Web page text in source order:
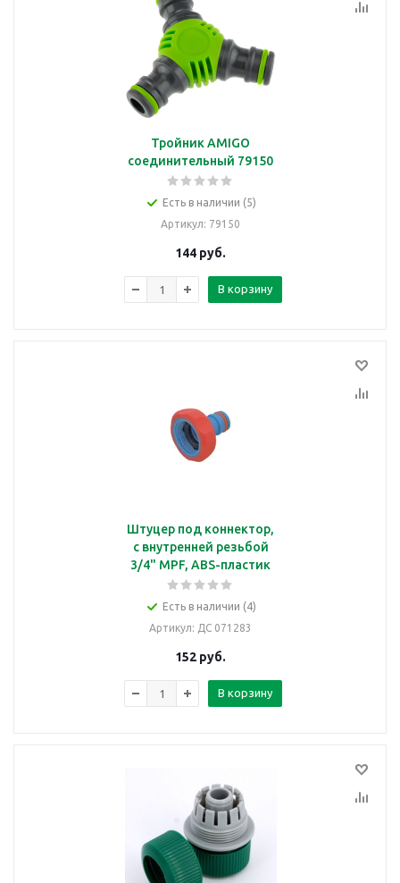
Тройник AMIGO
соединительный 79150
Есть в наличии (5)
Артикул: 79150
144 руб.
В корзину
Штуцер под коннектор,
с внутренней резьбой
3/4" MPF, ABS-пластик
Есть в наличии (4)
Артикул: ДС 071283
152 руб.
В корзину